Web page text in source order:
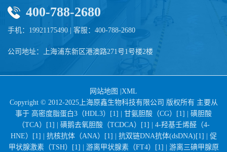
400-788-2680
手机：19921175490 | 客服：400-788-2680
公司地址：上海浦东新区港澳路271号1号楼2楼
网站地图 XML
Copyright © 2012-2025上海原鑫生物科技有限公司 版权所有 主要从
事于 高密度脂蛋白3（HDL3）[1] | 甘氨胆酸（CG）[1] | 磺胆酸
（TCA）[1] | 磺鹅去氧胆酸（TCDCA）[1] | 4-羟基壬烯醛（4-
HNE）[1] | 抗核抗体（ANA）[1] | 抗双链DNA抗体(dsDNA)[1] | 促
甲状腺激素（TSH）[1] | 游离甲状腺素（FT4）[1] | 游离三碘甲腺原